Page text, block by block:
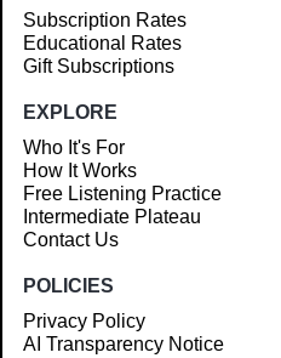
Subscription Rates
Educational Rates
Gift Subscriptions
EXPLORE
Who It's For
How It Works
Free Listening Practice
Intermediate Plateau
Contact Us
POLICIES
Privacy Policy
AI Transparency Notice